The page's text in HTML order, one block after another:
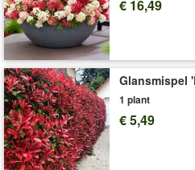
€ 16,49
Glansmispel
1 plant
€ 5,49